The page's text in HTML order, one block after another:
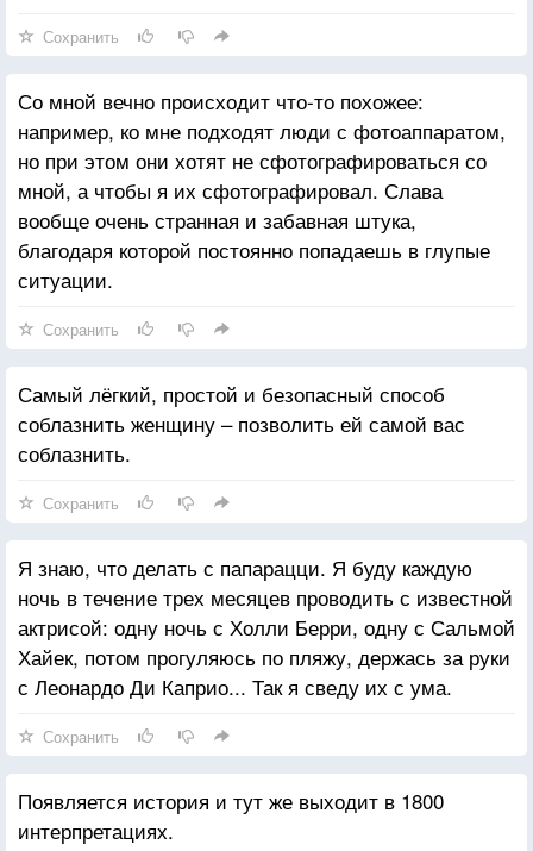
Сохранить
Со мной вечно происходит что-то похожее:
например, ко мне подходят люди с фотоаппаратом,
но при этом они хотят не сфотографироваться со
мной, а чтобы я их сфотографировал. Слава
вообще очень странная и забавная штука,
благодаря которой постоянно попадаешь в глупые
ситуации.
Сохранить
Самый лёгкий, простой и безопасный способ
соблазнить женщину – позволить ей самой вас
соблазнить.
Сохранить
Я знаю, что делать с папарацци. Я буду каждую
ночь в течение трех месяцев проводить с известной
актрисой: одну ночь с Холли Берри, одну с Сальмой
Хайек, потом прогуляюсь по пляжу, держась за руки
с Леонардо Ди Каприо... Так я сведу их с ума.
Сохранить
Появляется история и тут же выходит в 1800
интерпретациях.